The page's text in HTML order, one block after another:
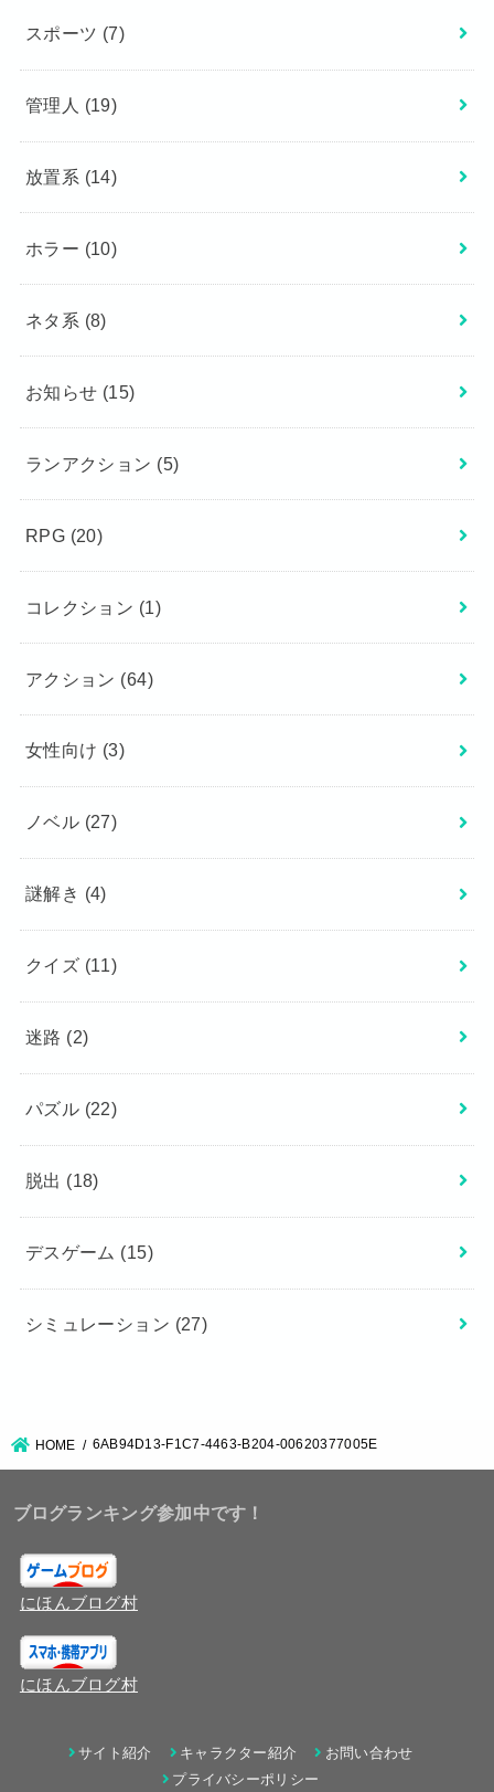
スポーツ (7)
管理人 (19)
放置系 (14)
ホラー (10)
ネタ系 (8)
お知らせ (15)
ランアクション (5)
RPG (20)
コレクション (1)
アクション (64)
女性向け (3)
ノベル (27)
謎解き (4)
クイズ (11)
迷路 (2)
パズル (22)
脱出 (18)
デスゲーム (15)
シミュレーション (27)
HOME 6AB94D13-F1C7-4463-B204-00620377005E
ブログランキング参加中です！
にほんブログ村
にほんブログ村
サイト紹介 キャラクター紹介
お問い合わせ
プライバシーポリシー